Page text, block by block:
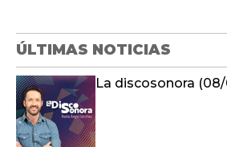
ÚLTIMAS NOTICIAS
La discosonora